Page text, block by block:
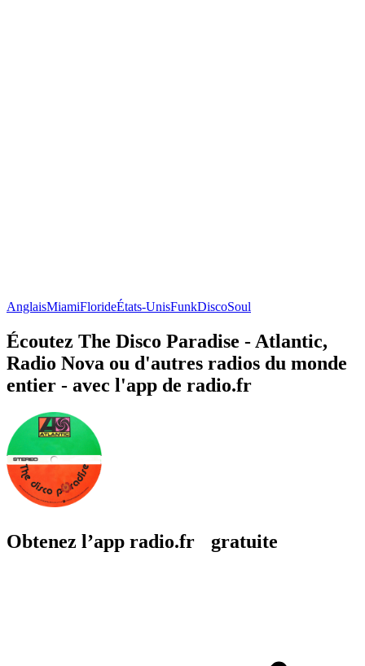
AnglaisMiamiFlorideÉtats-UnisFunkDiscoSoul
Écoutez The Disco Paradise - Atlantic,
Radio Nova ou d'autres radios du monde
entier - avec l'app de radio.fr
Obtenez l’app radio.fr gratuite